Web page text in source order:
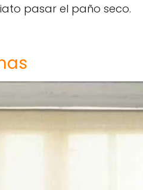
pasar el paño seco.